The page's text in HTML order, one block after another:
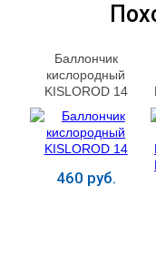
Баллончик
кислородный
KISLOROD 14
460 руб.